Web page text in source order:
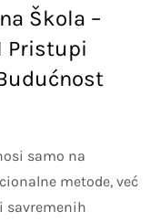
Škola –
Pristupi
samo na
metode, već
savremenih